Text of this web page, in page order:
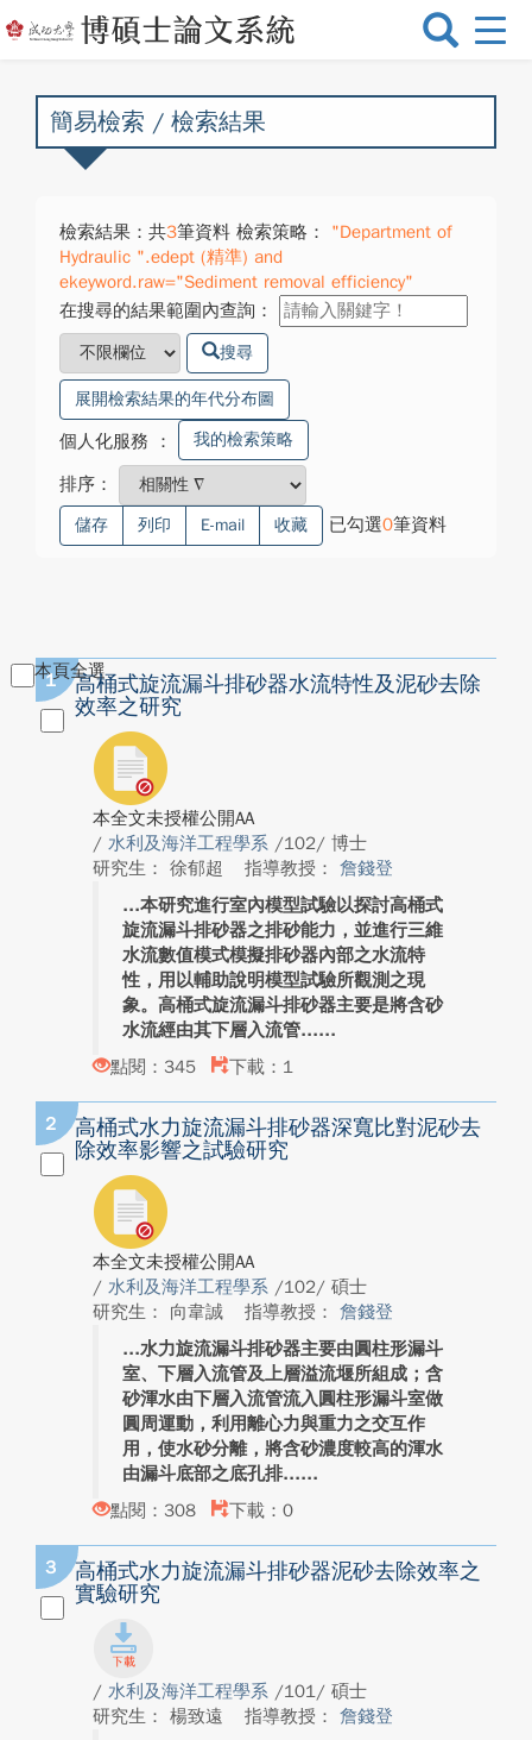
選
換
簡易檢索 / 檢索結果
檢索結果：共3筆資料 檢索策略：
"Department of
Hydraulic ".edept (精準) and
ekeyword.raw="Sediment removal efficiency"
在搜尋的結果範圍內查詢：
搜尋
展開檢索結果的年代分布圖
個人化服務 ： 我的檢索策略
排序：
儲存 列印 E-mail 收藏 已勾選0筆資料
本頁全選
1
高桶式旋流漏斗排砂器水流特性及泥砂去除
效率之研究
本全文未授權公開AA
/ 水利及海洋工程學系 /102/ 博士
研究生： 徐郁超
指導教授： 詹錢登
本研究進行室內模型試驗以探討高桶式
旋流漏斗排砂器之排砂能力，並進行三維
水流數值模式模擬排砂器內部之水流特
性，用以輔助說明模型試驗所觀測之現
象。高桶式旋流漏斗排砂器主要是將含砂
水流經由其下層入流管...
點閱：345
下載：1
2
高桶式水力旋流漏斗排砂器深寬比對泥砂去
除效率影響之試驗研究
本全文未授權公開AA
/ 水利及海洋工程學系 /102/ 碩士
研究生： 向韋誠
指導教授： 詹錢登
水力旋流漏斗排砂器主要由圓柱形漏斗
室、下層入流管及上層溢流堰所組成；含
砂渾水由下層入流管流入圓柱形漏斗室做
圓周運動，利用離心力與重力之交互作
用，使水砂分離，將含砂濃度較高的渾水
由漏斗底部之底孔排...
點閱：308
下載：0
3
高桶式水力旋流漏斗排砂器泥砂去除效率之
實驗研究
/ 水利及海洋工程學系 /101/ 碩士
研究生： 楊致遠
指導教授： 詹錢登